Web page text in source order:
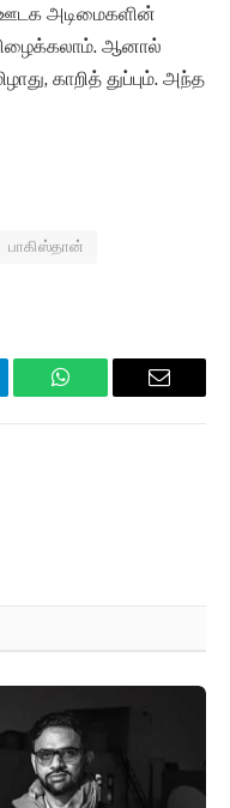
ஊடக அடிமைகளின்
ஆனால்
காறித் துப்பும். அந்த
பாகிஸ்தான்
WhatsApp Email